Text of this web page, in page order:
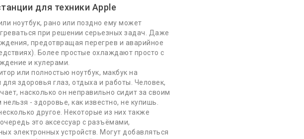
для техники Apple
ноутбук, рано или поздно ему может
при решении серьезных задач. Даже
предотвращая перегрев и аварийное
Более простые охлаждают просто с
и кулерами.
или полностью ноутбук, макбук на
здоровья глаз, отдыха и работы. Человек,
насколько он неправильно сидит за своим
- здоровье, как известно, не купишь.
другое. Некоторые из них также
это аксессуар с разъёмами,
электронных устройств. Могут добавляться